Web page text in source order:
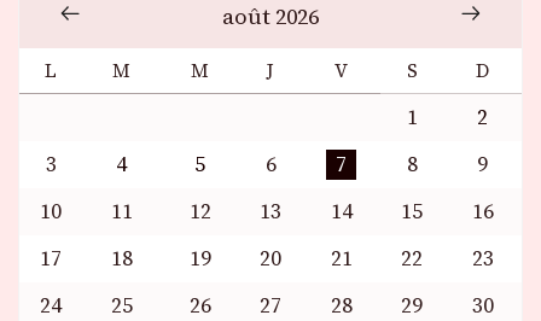
août 2026
L M M J V S D
1
2
3
4 5 6 7 8
9
10
11 12 13 14 15
16
17
18 19 20 21 22
23
24
25 26 27 28 29
30